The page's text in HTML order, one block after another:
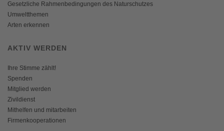
Gesetzliche Rahmenbedingungen des Naturschutzes
Umweltthemen
Arten erkennen
AKTIV WERDEN
Ihre Stimme zählt!
Spenden
Mitglied werden
Zivildienst
Mithelfen und mitarbeiten
Firmenkooperationen